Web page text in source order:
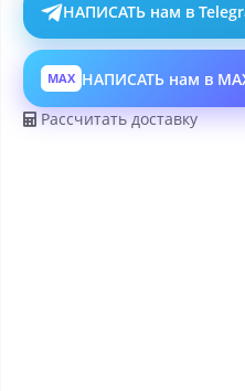
НАПИСАТЬ нам в
MAX НАПИСАТЬ нам в
Рассчитать доставку